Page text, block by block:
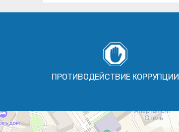
ПРОТИВОДЕЙСТВИЕ КОРРУПЦИИ